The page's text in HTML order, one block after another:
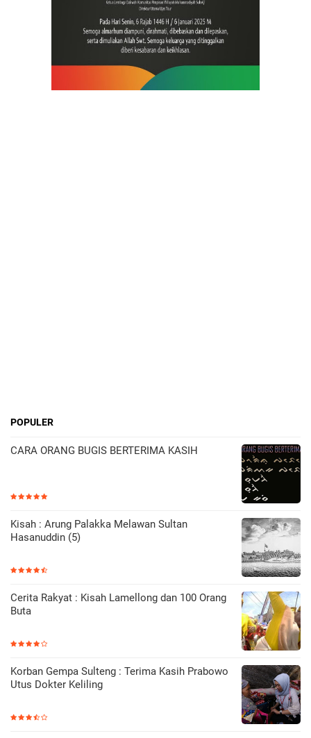
POPULER
CARA ORANG BUGIS BERTERIMA KASIH
Kisah : Arung Palakka Melawan Sultan
Hasanuddin (5)
Cerita Rakyat : Kisah Lamellong dan 100 Orang
Buta
Korban Gempa Sulteng : Terima Kasih Prabowo
Utus Dokter Keliling